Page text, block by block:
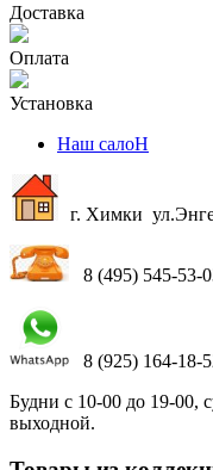
Доставка
Оплата
Установка
Наш салоН
г. Химки
8 (495) 545-53-
8 (925) 164-18-
Будни с 10-00 до 19-00,
выходной.